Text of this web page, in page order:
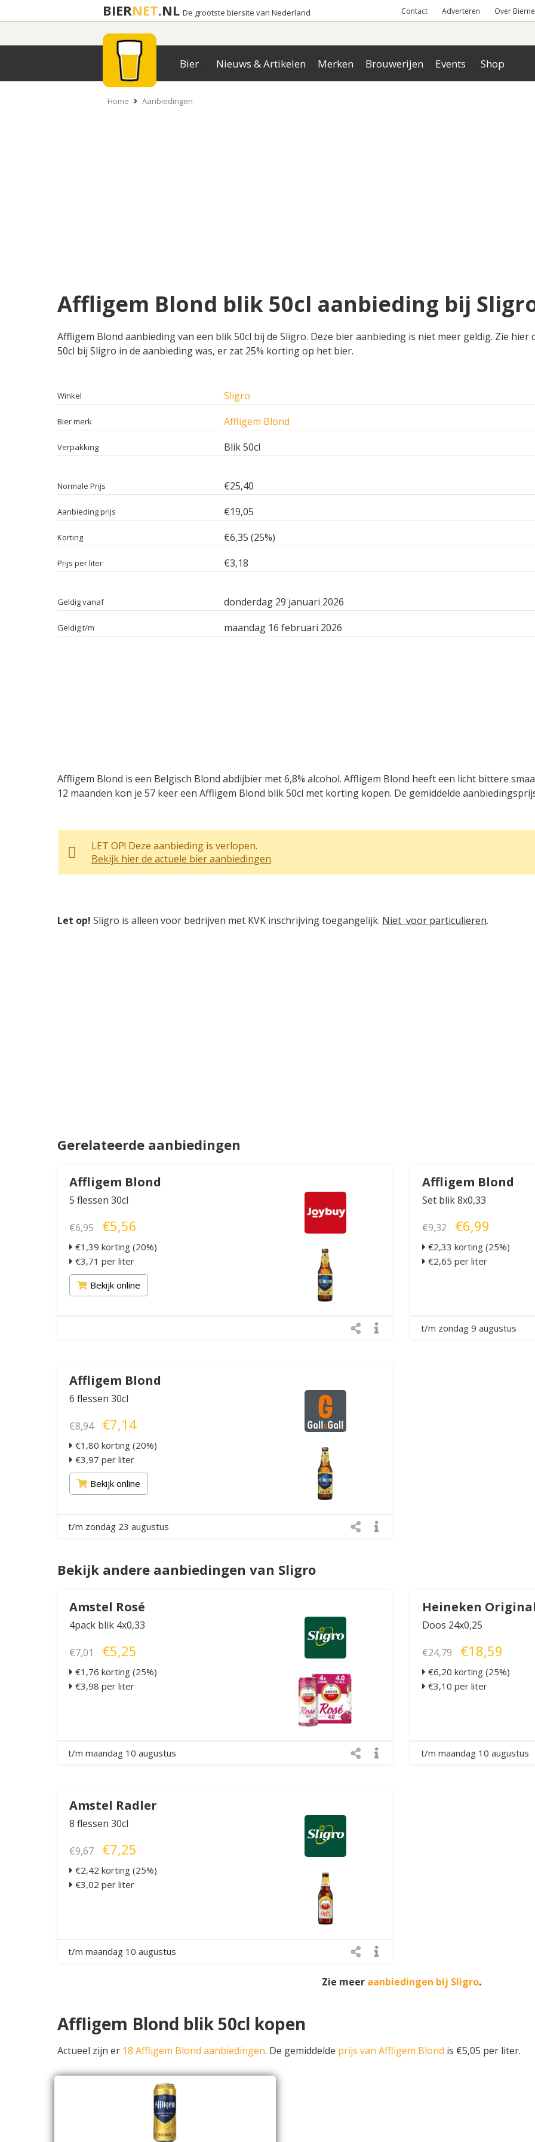
BIERNET.NL De grootste biersite van Nederland Contact Adverteren Over
Bier Nieuws & Artikelen Merken Brouwerijen Events Shop
Home Aanbiedingen
Affligem Blond blik 50cl aanbieding bij
Affligem Blond aanbieding van een blik 50cl bij de Sligro. Deze bier aanbieding is niet meer geldig. Zie
50cl bij Sligro in de aanbieding was, er zat 25% korting op het bier.
Winkel Sligro
Bier merk Affligem Blond
Verpakking Blik 50cl
Normale Prijs €25,40
Aanbieding prijs €19,05
Korting €6,35 (25%)
Prijs per liter €3,18
Geldig vanaf donderdag 29 januari 2026
Geldig t/m maandag 16 februari 2026
Affligem Blond is een Belgisch Blond abdijbier met 6,8% alcohol. Affligem Blond heeft een licht bittere
12 maanden kon je 57 keer een Affligem Blond blik 50cl met korting kopen. De gemiddelde
LET OP! Deze aanbieding is verlopen.
Bekijk hier de actuele bier aanbiedingen.
Let op! Sligro is alleen voor bedrijven met KVK inschrijving toegangelijk. Niet voor particulieren.
Gerelateerde aanbiedingen
Affligem Blond
5 flessen 30cl
€6,95 €5,56
€1,39 korting (20%)
€3,71 per liter
Bekijk online
Affligem Blond
Set blik 8x0,33
€9,32 €6,99
€2,33 korting (25%)
€2,65 per liter
t/m zondag 9 augustus
Affligem Blond
6 flessen 30cl
€8,94 €7,14
€1,80 korting (20%)
€3,97 per liter
Bekijk online
t/m zondag 23 augustus
Bekijk andere aanbiedingen van Sligro
Amstel Rosé
4pack blik 4x0,33
€7,01 €5,25
€1,76 korting (25%)
€3,98 per liter
t/m maandag 10 augustus
Heineken
Doos 24x0,25
€24,79 €18,59
€6,20 korting (25%)
€3,10 per liter
t/m maandag 10 augustus
Amstel Radler
8 flessen 30cl
€9,67 €7,25
€2,42 korting (25%)
€3,02 per liter
t/m maandag 10 augustus
Zie meer aanbiedingen bij Sligro.
Affligem Blond blik 50cl kopen
Actueel zijn er 18 Affligem Blond aanbiedingen. De gemiddelde prijs van Affligem Blond is €5,05 per liter.